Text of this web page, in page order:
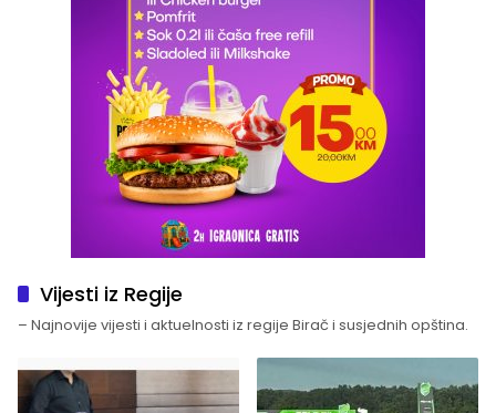
Vijesti iz Regije
– Najnovije vijesti i aktuelnosti iz regije Birač i susjednih opština.